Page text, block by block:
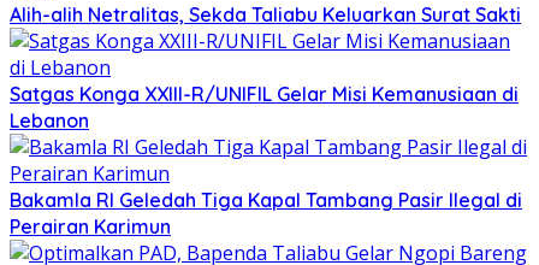
Alih-alih Netralitas, Sekda Taliabu Keluarkan Surat Sakti
Satgas Konga XXIII-R/UNIFIL Gelar Misi Kemanusiaan di
Lebanon
Bakamla RI Geledah Tiga Kapal Tambang Pasir Ilegal di
Perairan Karimun